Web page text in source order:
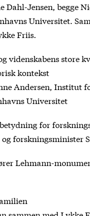
Dahl-Jensen, begge
Universitet.
Friis.
videnskabens store
kontekst
Andersen, Institut
Universitet
for
forskningsminister
Lehmann-